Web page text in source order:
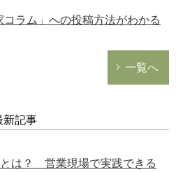
コラム」への投稿方法がわかる
一覧へ
新記事
は？ 営業現場で実践できる